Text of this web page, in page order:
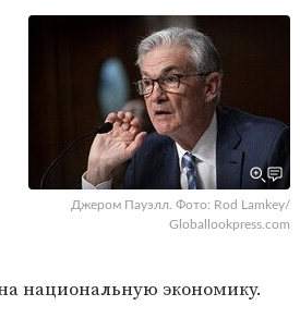
Джером Пауэлл. Фото: Rod Lamkey/
Globallookpress.com
национальную экономику.